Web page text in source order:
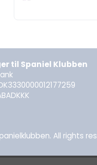
til Spaniel Klubben
All rights